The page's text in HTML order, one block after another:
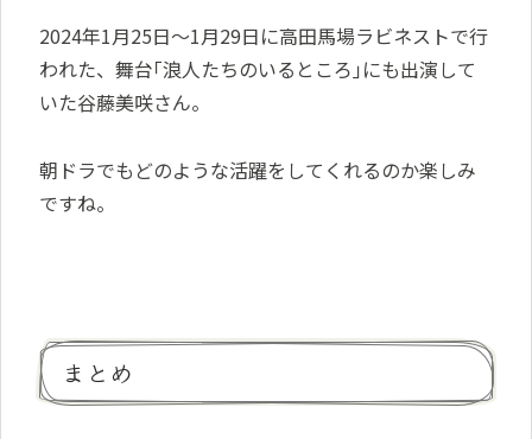
2024年1月25日〜1月29日に高田馬場ラビネストで行
われた、舞台｢浪人たちのいるところ｣にも出演して
いた谷藤美咲さん。
朝ドラでもどのような活躍をしてくれるのか楽しみ
ですね。
まとめ